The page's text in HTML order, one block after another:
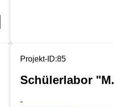
Projekt-ID:85
Schülerlabor
-